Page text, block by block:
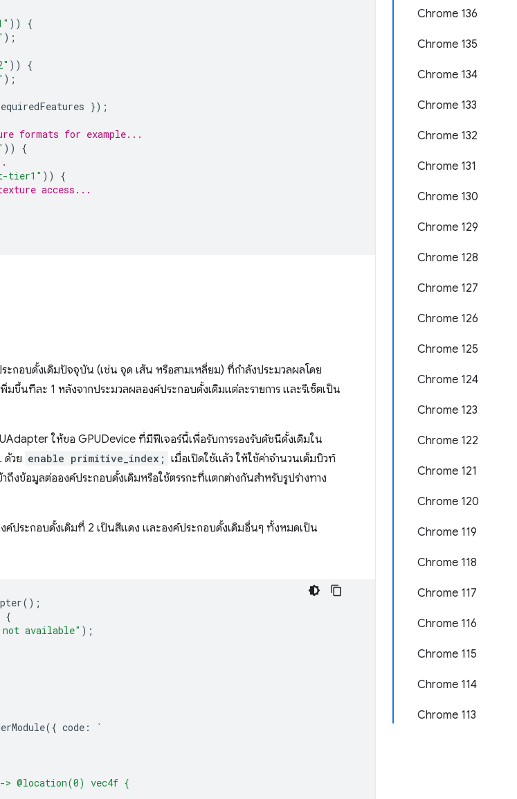
Chrome 136
Chrome 135
Chrome 134
Chrome 133
Chrome 132
Chrome 131
Chrome 130
Chrome 129
Chrome 128
Chrome 127
Chrome 126
Chrome 125
Chrome 124
Chrome 123
Chrome 122
Chrome 121
Chrome 120
Chrome 119
Chrome 118
Chrome 117
Chrome 116
Chrome 115
Chrome 114
Chrome 113
))
{
);
))
{
);
});
formats for example...
))
{
tier1" ))
{
access...
กอบดั้งเดิมปัจจุบัน (เช่น จุด เส้น หรือสามเหลี่ยม) ที่กำลังประมวลผลโดย
ขึ้นทีละ 1 หลังจากประมวลผลองค์ประกอบดั้งเดิมแต่ละรายการ และรีเซ็ตเป็น
ให้ขอ GPUDevice ที่มีฟีเจอร์นี้เพื่อรับการรองรับดัชนีดั้งเดิมใน
ด้วย enable primitive_index; เมื่อเปิดใช้แล้ว ให้ใช้ค่าจำนวนเต็มบิวท์
ถึงข้อมูลต่อองค์ประกอบดั้งเดิมหรือใช้ตรรกะที่แตกต่างกันสำหรับรูปร่างทาง
ประกอบดั้งเดิมที่ 2 เป็นสีแดง และองค์ประกอบดั้งเดิมอื่นๆ ทั้งหมดเป็น
();
{
available" );
({ code :
`
@location(0) vec4f {